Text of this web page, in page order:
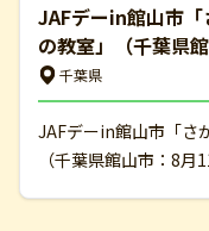
JAFデーin館山市
の教室」（千葉県
千葉県
JAFデーin館山市「さ
（千葉県館山市：8月